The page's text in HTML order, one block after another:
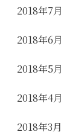
2018年7月
2018年6月
2018年5月
2018年4月
2018年3月